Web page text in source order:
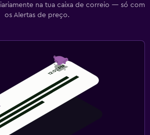
na tua caixa de correio — só com
os Alertas de preço.